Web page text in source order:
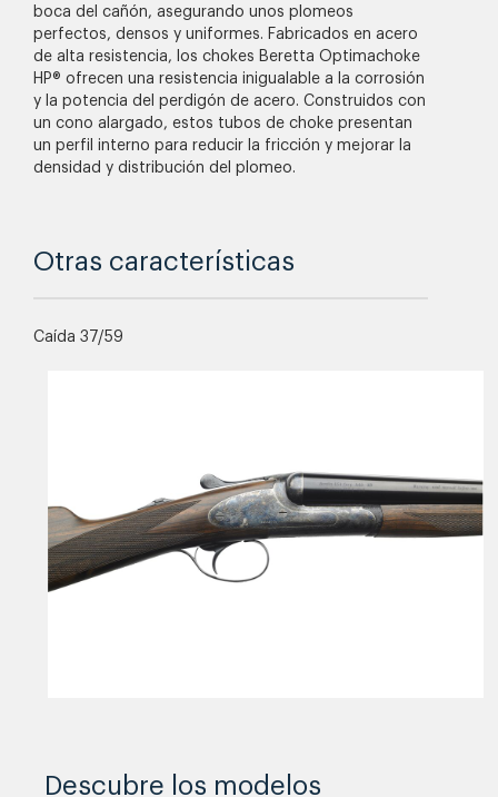
boca del cañón, asegurando unos plomeos
perfectos, densos y uniformes. Fabricados en acero
de alta resistencia, los chokes Beretta Optimachoke
HP® ofrecen una resistencia inigualable a la corrosión
y la potencia del perdigón de acero. Construidos con
un cono alargado, estos tubos de choke presentan
un perfil interno para reducir la fricción y mejorar la
densidad y distribución del plomeo.
Otras características
Caída 37/59
Descubre los modelos